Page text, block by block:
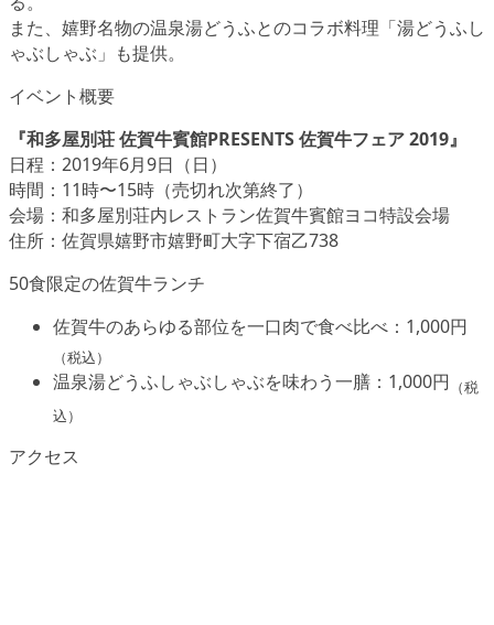
また、嬉野名物の温泉湯どうふとのコラボ料理「湯どうふし
ゃぶしゃぶ」も提供。
イベント概要
『和多屋別荘 佐賀牛賓館PRESENTS 佐賀牛フェア 2019』
日程：2019年6月9日（日）
時間：11時〜15時（売切れ次第終了）
会場：和多屋別荘内レストラン佐賀牛賓館ヨコ特設会場
住所：佐賀県嬉野市嬉野町大字下宿乙738
50食限定の佐賀牛ランチ
佐賀牛のあらゆる部位を一口肉で食べ比べ：1,000円
（税込）
温泉湯どうふしゃぶしゃぶを味わう一膳：1,000円 （税
込）
アクセス